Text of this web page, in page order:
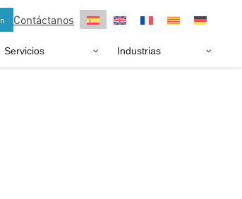
Contáctanos
Servicios Industrias